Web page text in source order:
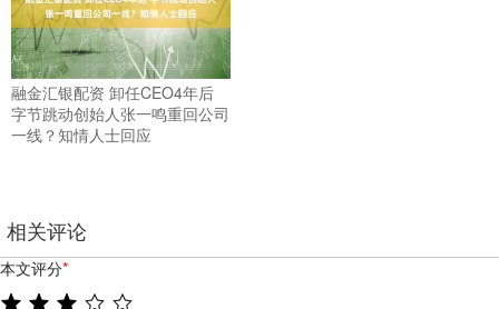
融金汇银配资 卸任CEO4年后
字节跳动创始人张一鸣重回公司
一线？知情人士回应
相关评论
本文评分*